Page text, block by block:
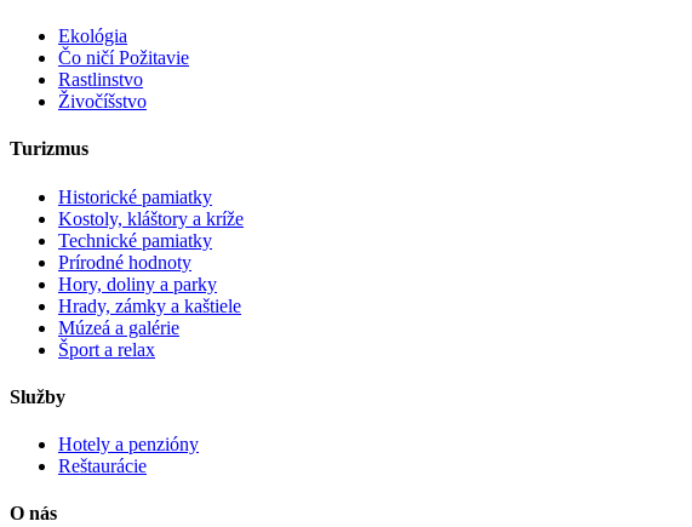
Ekológia
Čo ničí Požitavie
Rastlinstvo
Živočíšstvo
Turizmus
Historické pamiatky
Kostoly, kláštory a kríže
Technické pamiatky
Prírodné hodnoty
Hory, doliny a parky
Hrady, zámky a kaštiele
Múzeá a galérie
Šport a relax
Služby
Hotely a penzióny
Reštaurácie
O nás